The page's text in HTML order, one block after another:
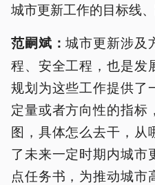
城市更新工作的目标线
范嗣斌：城市更新涉及
程、安全工程，也是发
规划为这些工作提供了
定量或者方向性的指标
图，具体怎么去干，从
了未来一定时期内城市
点任务书，为推动城市